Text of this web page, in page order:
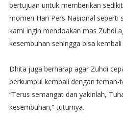
bertujuan untuk memberikan
momen Hari Pers Nasional seperti
kami ingin mendoakan mas Zuhdi
kesembuhan sehingga bisa
Dhita juga berharap agar Zuhdi
berkumpul kembali dengan
“Terus semangat dan yakinlah,
kesembuhan,” tuturnya.